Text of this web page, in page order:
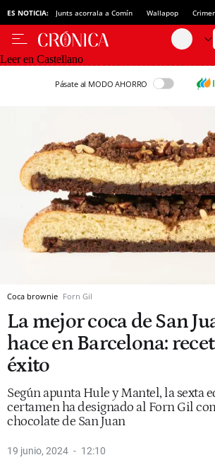
ES NOTICIA: Junts acorrala a Comín Wallapop
Leer en Castellano
Pásate al MODO AHORRO
Coca brownie Forn Gil
La mejor coca de San
hace en Barcelona:
éxito
Según apunta Hule y Mantel, la sexta
certamen ha designado al Forn Gil
chocolate de San Juan
19 junio, 2024 12:10